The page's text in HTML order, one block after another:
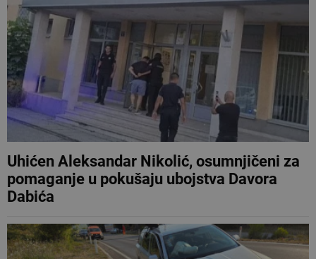
Uhićen Aleksandar Nikolić, osumnjičeni za
pomaganje u pokušaju ubojstva Davora
Dabića